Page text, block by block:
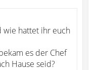
wie hattet ihr euch
es der Chef
Hause seid?